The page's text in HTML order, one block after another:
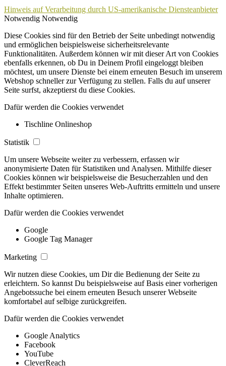
Hinweis auf Verarbeitung durch US-amerikanische Diensteanbieter
Notwendig Notwendig
Diese Cookies sind für den Betrieb der Seite unbedingt notwendig
und ermöglichen beispielsweise sicherheitsrelevante
Funktionalitäten. Außerdem können wir mit dieser Art von Cookies
ebenfalls erkennen, ob Du in Deinem Profil eingeloggt bleiben
möchtest, um unsere Dienste bei einem erneuten Besuch im unserem
Webshop schneller zur Verfügung zu stellen. Falls du auf unserer
Seite surfst, akzeptierst du diese Cookies.
Dafür werden die Cookies verwendet
Tischline Onlineshop
Statistik
Um unsere Webseite weiter zu verbessern, erfassen wir
anonymisierte Daten für Statistiken und Analysen. Mithilfe dieser
Cookies können wir beispielsweise die Besucherzahlen und den
Effekt bestimmter Seiten unseres Web-Auftritts ermitteln und unsere
Inhalte optimieren.
Dafür werden die Cookies verwendet
Google
Google Tag Manager
Marketing
Wir nutzen diese Cookies, um Dir die Bedienung der Seite zu
erleichtern. So kannst Du beispielsweise auf Basis einer vorherigen
Angebotssuche bei einem erneuten Besuch unserer Webseite
komfortabel auf selbige zurückgreifen.
Dafür werden die Cookies verwendet
Google Analytics
Facebook
YouTube
CleverReach